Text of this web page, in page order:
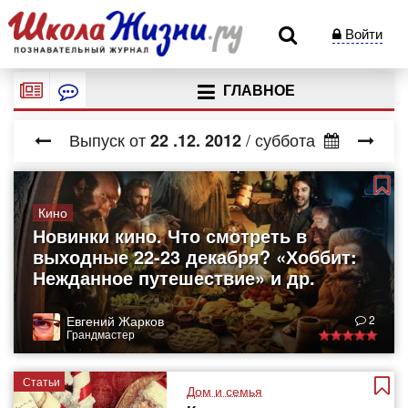
Войти
ГЛАВНОЕ
Выпуск от22 .12. 2012 / суббота
Кино
Новинки кино. Что смотреть в
выходные 22-23 декабря? «Хоббит:
Нежданное путешествие» и др.
Евгений Жарков
Грандмастер
2
Статьи
Дом и семья